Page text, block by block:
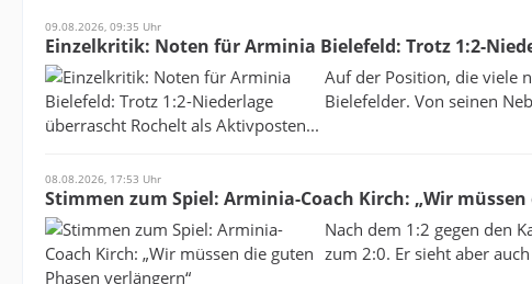
09.08.2026, 09:35 Uhr
Einzelkritik: Noten für Arminia Bielefeld: Trotz 1:2-
Auf der Position, die viele
Bielefelder. Von seinen
08.08.2026, 17:53 Uhr
Stimmen zum Spiel: Arminia-Coach Kirch: „Wir
Nach dem 1:2 gegen den
zum 2:0. Er sieht aber